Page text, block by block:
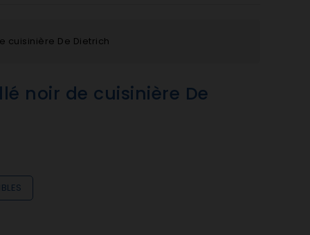
cuisinière De Dietrich
noir de cuisinière De